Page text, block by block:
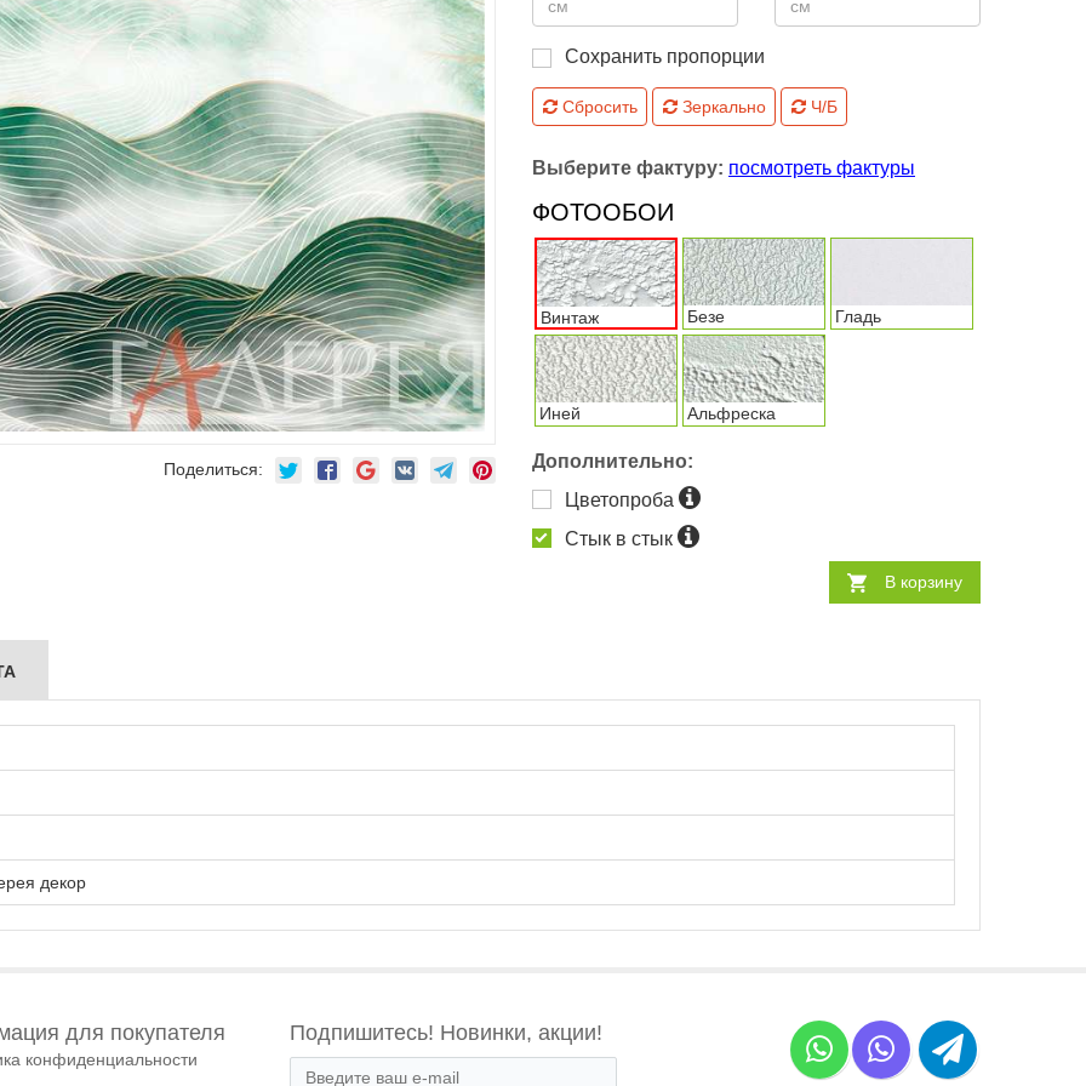
Поделиться:
Сохранить пропорции
Сбросить Зеркально Ч/Б
Выберите фактуру: посмотреть фактуры
ФОТООБОИ
Винтаж Безе Гладь
Иней Альфреска
Дополнительно:
Цветопроба
Стык в стык
В корзину
декор
для покупателя
конфиденциальности
Подпишитесь! Новинки, акции!